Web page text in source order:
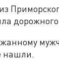
дорожного
нашли.